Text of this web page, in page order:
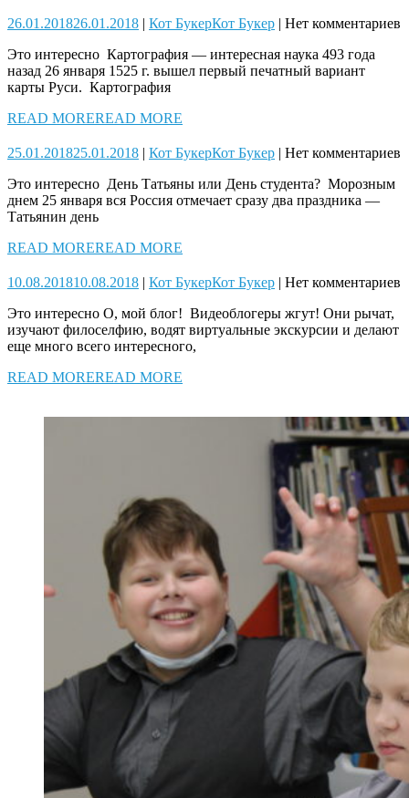
26.01.201826.01.2018 | Кот БукерКот Букер | Нет комментариев
Это интересно Картография — интересная наука 493 года
назад 26 января 1525 г. вышел первый печатный вариант
карты Руси. Картография
READ MOREREAD MORE
25.01.201825.01.2018 | Кот БукерКот Букер | Нет комментариев
Это интересно День Татьяны или День студента? Морозным
днем 25 января вся Россия отмечает сразу два праздника —
Татьянин день
READ MOREREAD MORE
10.08.201810.08.2018 | Кот БукерКот Букер | Нет комментариев
Это интересно О, мой блог! Видеоблогеры жгут! Они рычат,
изучают филоселфию, водят виртуальные экскурсии и делают
еще много всего интересного,
READ MOREREAD MORE